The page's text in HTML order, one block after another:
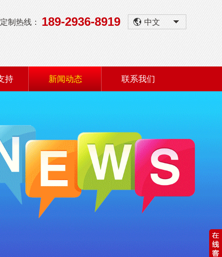
定制热线： 189-2936-8919 中文
持 新闻动态 联系我们